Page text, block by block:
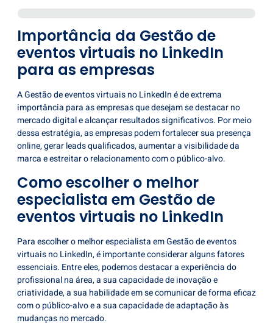
Importância da Gestão de
eventos virtuais no LinkedIn
para as empresas
A Gestão deeventos virtuais no LinkedIné de extrema
importância para as empresas que desejam se destacar no
mercado digital e alcançar resultados significativos. Por meio
dessa estratégia, as empresas podem fortalecer sua presença
online, gerar leads qualificados, aumentar a visibilidade da
marca e estreitar o relacionamento com o público-alvo.
Como escolher o melhor
especialista em Gestão de
eventos virtuais no LinkedIn
Para escolher o melhor especialista em Gestão de eventos
virtuais no LinkedIn, é importante considerar alguns fatores
essenciais. Entre eles, podemos destacar a experiência do
profissional na área, a sua capacidade de inovação e
criatividade, a sua habilidade em se comunicar de forma eficaz
com o público-alvo e a sua capacidade de adaptação às
mudanças no mercado.